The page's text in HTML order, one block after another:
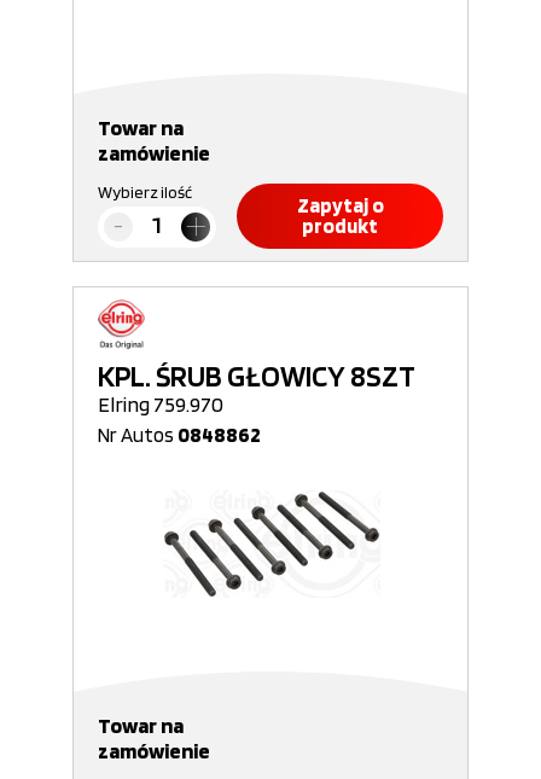
Towar na
zamówienie
Wybierz ilość
Zapytaj o
produkt
KPL. ŚRUB GŁOWICY 8SZT
Elring 759.970
Nr Autos 0848862
Towar na
zamówienie